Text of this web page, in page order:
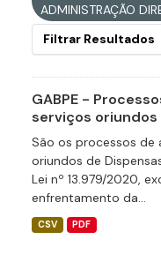
ADMINISTRAÇÃO
Filtrar Resultados
GABPE -
serviços oriundos
São os processos de
oriundos de
Lei nº 13.979/2020,
enfrentamento da...
CSV PDF